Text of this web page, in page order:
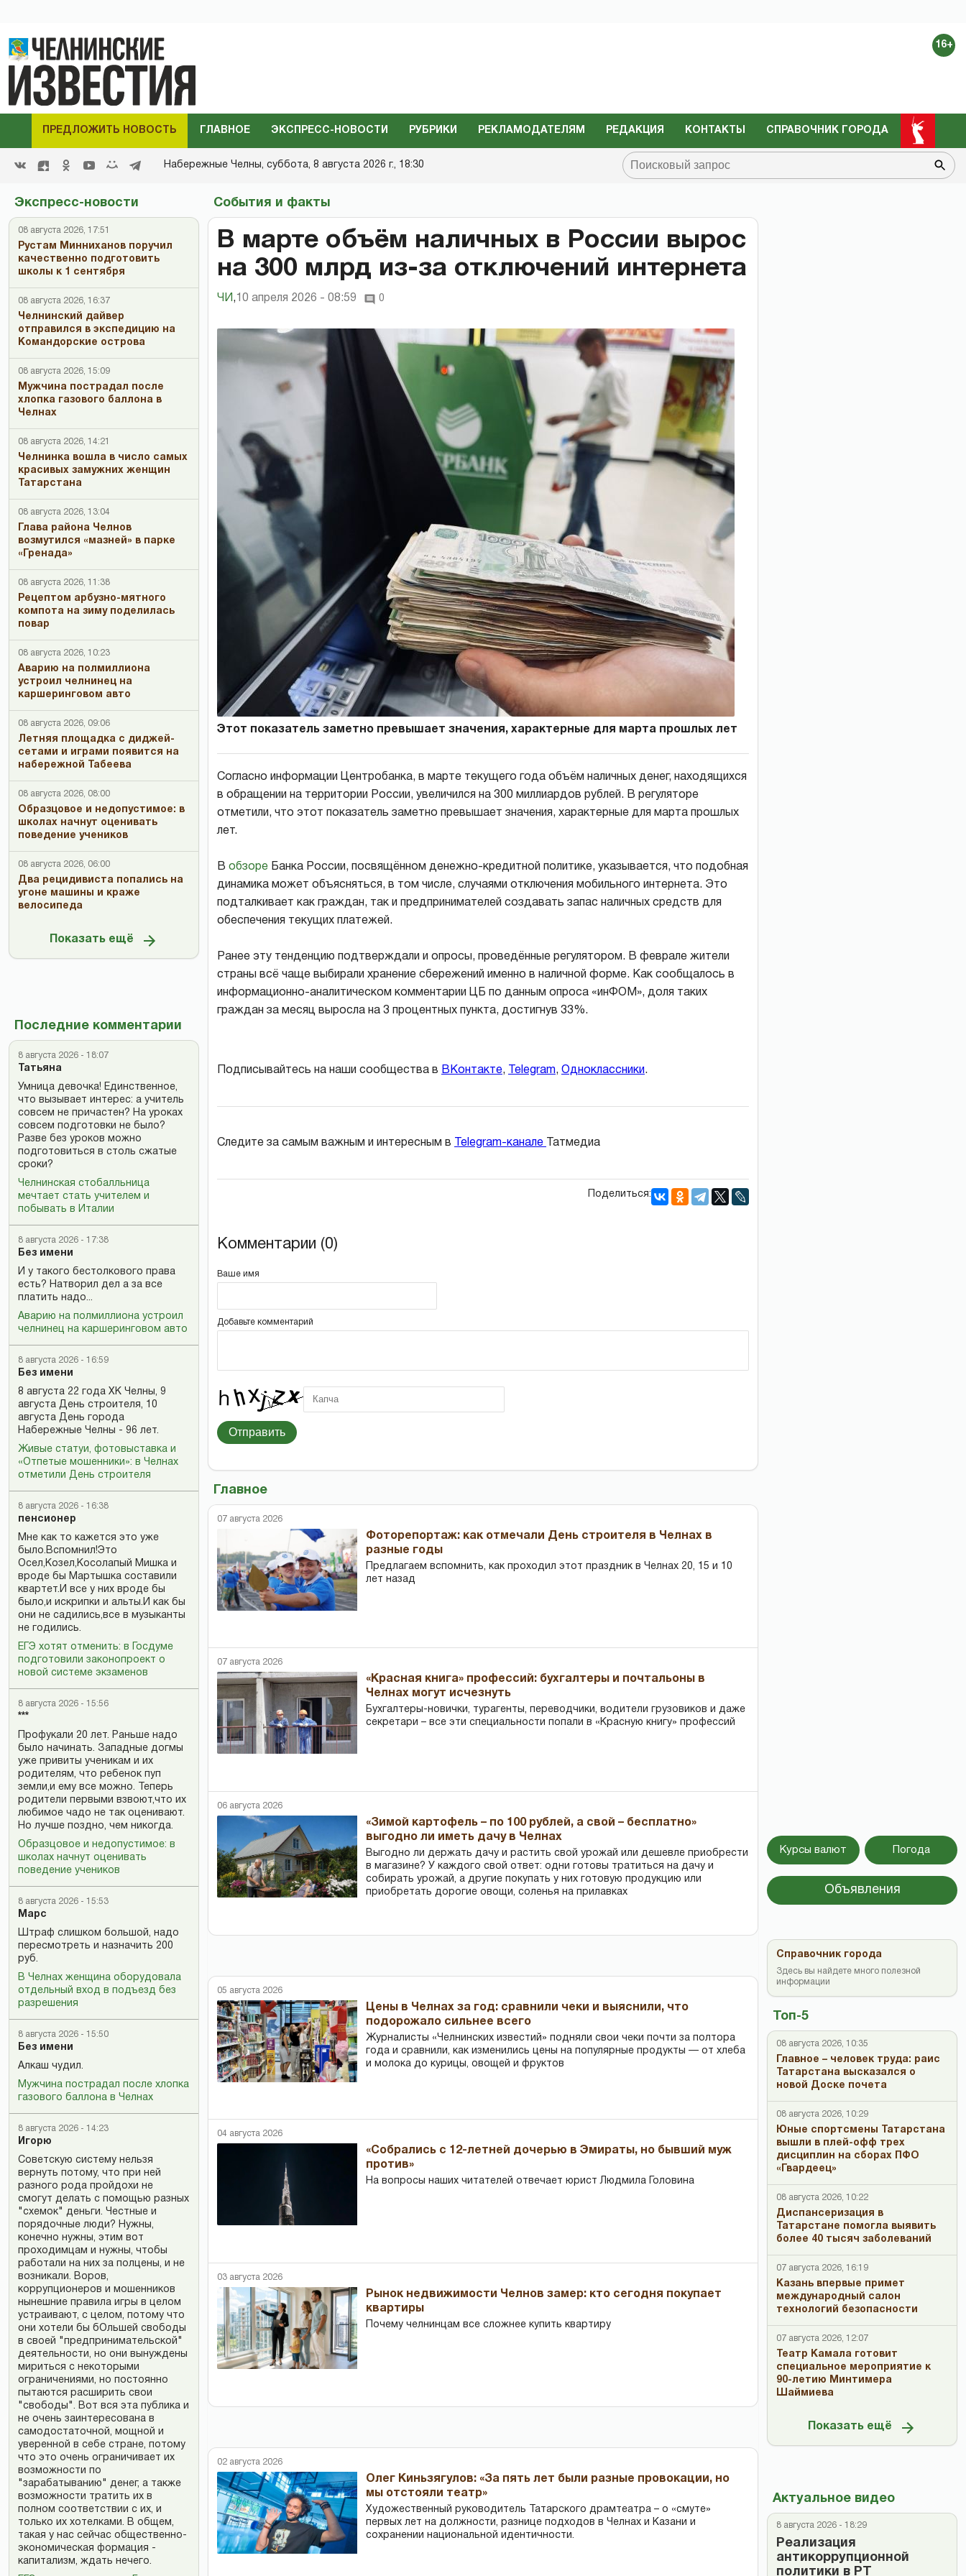
16+
ПРЕДЛОЖИТЬ НОВОСТЬ ГЛАВНОЕ ЭКСПРЕСС-НОВОСТИ РУБРИКИ РЕКЛАМОДАТЕЛЯМ РЕДАКЦИЯ КОНТАКТЫ СПРАВОЧНИК ГОРОДА
Набережные Челны, суббота, 8 августа 2026 г., 18:30
Экспресс-новости
08 августа 2026, 17:51
Рустам Минниханов поручил
качественно подготовить
школы к 1 сентября
08 августа 2026, 16:37
Челнинский дайвер
отправился в экспедицию на
Командорские острова
08 августа 2026, 15:09
Мужчина пострадал после
хлопка газового баллона в
Челнах
08 августа 2026, 14:21
Челнинка вошла в число самых
красивых замужних женщин
Татарстана
08 августа 2026, 13:04
Глава района Челнов
возмутился «мазней» в парке
«Гренада»
08 августа 2026, 11:38
Рецептом арбузно-мятного
компота на зиму поделилась
повар
08 августа 2026, 10:23
Аварию на полмиллиона
устроил челнинец на
каршеринговом авто
08 августа 2026, 09:06
Летняя площадка с диджей-
сетами и играми появится на
набережной Табеева
08 августа 2026, 08:00
Образцовое и недопустимое: в
школах начнут оценивать
поведение учеников
08 августа 2026, 06:00
Два рецидивиста попались на
угоне машины и краже
велосипеда
Показать ещё
Последние комментарии
8 августа 2026 - 18:07
Татьяна
Умница девочка! Единственное,
что вызывает интерес: а учитель
совсем не причастен? На уроках
совсем подготовки не было?
Разве без уроков можно
подготовиться в столь сжатые
сроки?
Челнинская стобалльница
мечтает стать учителем и
побывать в Италии
8 августа 2026 - 17:38
Без имени
И у такого бестолкового права
есть? Натворил дел а за все
платить надо...
Аварию на полмиллиона устроил
челнинец на каршеринговом авто
8 августа 2026 - 16:59
Без имени
8 августа 22 года ХК Челны, 9
августа День строителя, 10
августа День города
Набережные Челны - 96 лет.
Живые статуи, фотовыставка и
«Отпетые мошенники»: в Челнах
отметили День строителя
8 августа 2026 - 16:38
пенсионер
Мне как то кажется это уже
было.Вспомнил!Это
Осел,Козел,Косолапый Мишка и
вроде бы Мартышка составили
квартет.И все у них вроде бы
было,и искрипки и альты.И как бы
они не садились,все в музыканты
не годились.
ЕГЭ хотят отменить: в Госдуме
подготовили законопроект о
новой системе экзаменов
8 августа 2026 - 15:56
***
Профукали 20 лет. Раньше надо
было начинать. Западные догмы
уже привиты ученикам и их
родителям, что ребенок пуп
земли,и ему все можно. Теперь
родители первыми взвоют,что их
любимое чадо не так оценивают.
Но лучше поздно, чем никогда.
Образцовое и недопустимое: в
школах начнут оценивать
поведение учеников
8 августа 2026 - 15:53
Марс
Штраф слишком большой, надо
пересмотреть и назначить 200
руб.
В Челнах женщина оборудовала
отдельный вход в подъезд без
разрешения
8 августа 2026 - 15:50
Без имени
Алкаш чудил.
Мужчина пострадал после хлопка
газового баллона в Челнах
8 августа 2026 - 14:23
Игорю
Советскую систему нельзя
вернуть потому, что при ней
разного рода пройдохи не
смогут делать с помощью разных
"схемок" деньги. Честные и
порядочные люди? Нужны,
конечно нужны, этим вот
проходимцам и нужны, чтобы
работали на них за полцены, и не
возникали. Воров,
коррупционеров и мошенников
нынешние правила игры в целом
устраивают, с целом, потому что
они хотели бы бОльшей свободы
в своей "предпринимательской"
деятельности, но они вынуждены
мириться с некоторыми
ограничениями, но постоянно
пытаются расширить свои
"свободы". Вот вся эта публика и
не очень заинтересована в
самодостаточной, мощной и
уверенной в себе стране, потому
что это очень ограничивает их
возможности по
"зарабатыванию" денег, а также
возможности тратить их в
полном соответствии с их, и
только их хотелками. В общем,
такая у нас сейчас общественно-
экономическая формация -
капитализм, ждать нечего.
События и факты
В марте объём наличных в России вырос
на 300 млрд из-за отключений интернета
ЧИ , 10 апреля 2026 - 08:59 0
Этот показатель заметно превышает значения, характерные для марта прошлых лет
Согласно информации Центробанка, в марте текущего года объём наличных денег, находящихся
в обращении на территории России, увеличился на 300 миллиардов рублей. В регуляторе
отметили, что этот показатель заметно превышает значения, характерные для марта прошлых
лет.
В обзоре Банка России, посвящённом денежно-кредитной политике, указывается, что подобная
динамика может объясняться, в том числе, случаями отключения мобильного интернета. Это
подталкивает как граждан, так и предпринимателей создавать запас наличных средств для
обеспечения текущих платежей.
Ранее эту тенденцию подтверждали и опросы, проведённые регулятором. В феврале жители
страны всё чаще выбирали хранение сбережений именно в наличной форме. Как сообщалось в
информационно-аналитическом комментарии ЦБ по данным опроса «инФОМ», доля таких
граждан за месяц выросла на 3 процентных пункта, достигнув 33%.
Подписывайтесь на наши сообщества в ВКонтакте, Telegram, Одноклассники.
Следите за самым важным и интересным в Telegram-канале Татмедиа
Поделиться:
Комментарии (0)
Ваше имя
Добавьте комментарий
Отправить
Главное
07 августа 2026
Фоторепортаж: как отмечали День строителя в Челнах в
разные годы
Предлагаем вспомнить, как проходил этот праздник в Челнах 20, 15 и 10
лет назад
07 августа 2026
«Красная книга» профессий: бухгалтеры и почтальоны в
Челнах могут исчезнуть
Бухгалтеры-новички, тур­агенты, переводчики, водители грузовиков и даже
секретари – все эти специальности попали в «Красную книгу» профессий
06 августа 2026
«Зимой картофель – по 100 рублей, а свой – бесплатно»
выгодно ли иметь дачу в Челнах
Выгодно ли держать дачу и растить свой урожай или дешевле приобрести
в магазине? У каждого свой ответ: одни готовы тратиться на дачу и
собирать урожай, а другие покупать у них готовую продукцию или
приобретать дорогие овощи, соленья на прилавках
05 августа 2026
Цены в Челнах за год: сравнили чеки и выяснили, что
подорожало сильнее всего
Журналисты «Челнинских известий» подняли свои чеки почти за полтора
года и сравнили, как изменились цены на популярные продукты — от хлеба
и молока до курицы, овощей и фруктов
04 августа 2026
«Собрались с 12-летней дочерью в Эмираты, но бывший муж
против»
На вопросы наших читателей отвечает юрист Людмила Головина
03 августа 2026
Рынок недвижимости Челнов замер: кто сегодня покупает
квартиры
Почему челнинцам все сложнее купить квартиру
02 августа 2026
Олег Киньзягулов: «За пять лет были разные провокации, но
мы отстояли театр»
Художественный руководитель Татарского драмтеатра – о «смуте»
первых лет на должности, разнице подходов в Челнах и Казани и
сохранении национальной идентичности.
Курсы валют Погода
Объявления
Топ-5
08 августа 2026, 10:35
Главное – человек труда: раис
Татарстана высказался о
новой Доске почета
08 августа 2026, 10:29
Юные спортсмены Татарстана
вышли в плей-офф трех
дисциплин на сборах ПФО
«Гвардеец»
08 августа 2026, 10:22
Диспансеризация в
Татарстане помогла выявить
более 40 тысяч заболеваний
07 августа 2026, 16:19
Казань впервые примет
международный салон
технологий безопасности
07 августа 2026, 12:07
Театр Камала готовит
специальное мероприятие к
90-летию Минтимера
Шаймиева
Показать ещё
Актуальное видео
8 августа 2026 - 18:29
Реализация
антикоррупционной
политики в РТ
Справочник города
Здесь вы найдете много полезной
информации